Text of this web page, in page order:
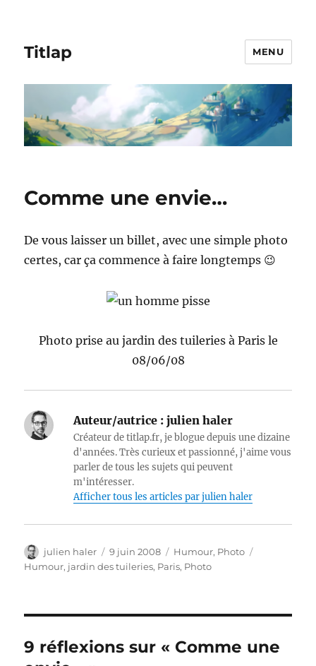
Titlap MENU
Comme une envie…
De vous laisser un billet, avec une simple photo
certes, car ça commence à faire longtemps 😉
Photo prise au jardin des tuileries à Paris le
08/06/08
Auteur/autrice : julien haler
Créateur de titlap.fr, je blogue depuis une dizaine
d'années. Très curieux et passionné, j'aime vous
parler de tous les sujets qui peuvent
m'intéresser.
Afficher tous les articles par julien haler
Auteur
julien haler
Publié
le
9 juin 2008 Catégories
Humour, Photo
Humour, jardin des tuileries, Paris, Photo
9 réflexions sur « Comme une